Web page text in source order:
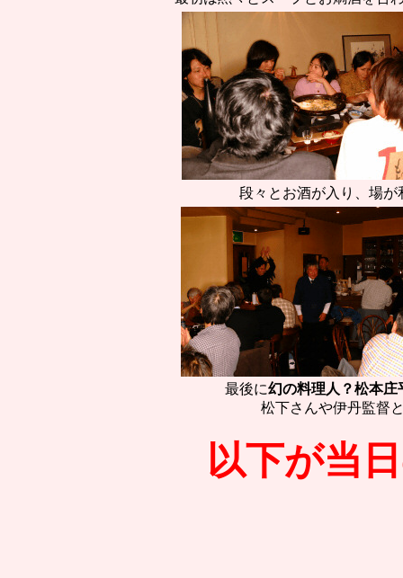
段々とお酒が入り、場
最後に幻の料理人？松本庄
松下さんや伊丹監督
以下が当